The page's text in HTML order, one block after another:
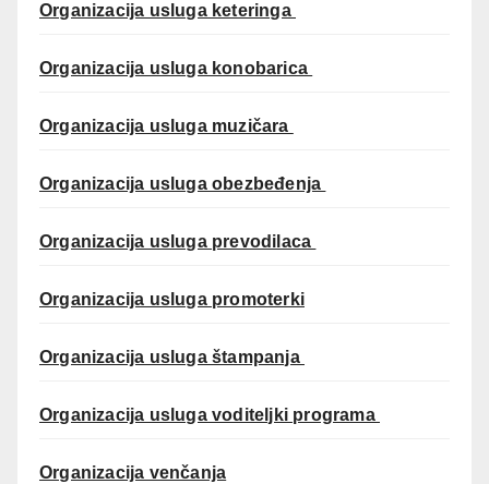
Organizacija usluga keteringa
Organizacija usluga konobarica
Organizacija usluga muzičara
Organizacija usluga obezbeđenja
Organizacija usluga prevodilaca
Organizacija usluga promoterki
Organizacija usluga štampanja
Organizacija usluga voditeljki programa
Organizacija venčanja